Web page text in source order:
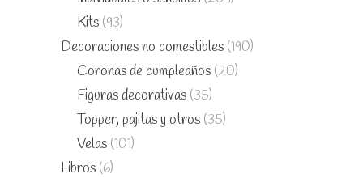
Kits (93)
Decoraciones no comestibles (190)
Coronas de cumpleaños (20)
Figuras decorativas (35)
Topper, pajitas y otros (35)
Velas (101)
Libros (6)